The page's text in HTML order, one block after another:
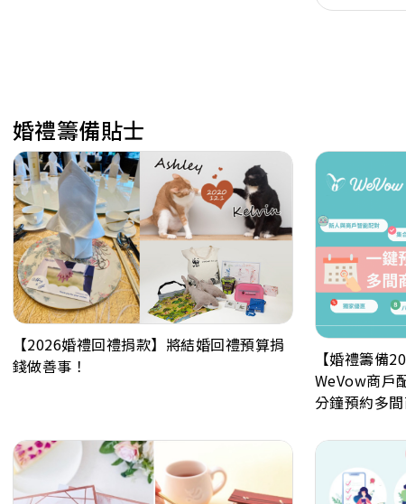
婚禮籌備貼士
【2026婚禮回禮捐款】將結婚回禮預算捐
錢做善事！
【婚禮籌備
WeVow商戶
分鐘預約多